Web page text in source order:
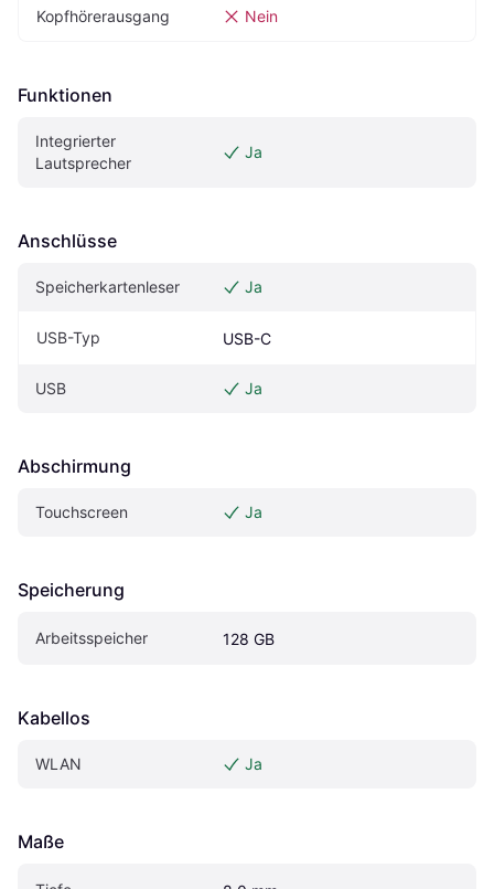
Kopfhörerausgang Nein
Funktionen
Integrierter
Lautsprecher
Ja
Anschlüsse
Speicherkartenleser Ja
USB-Typ USB-C
USB Ja
Abschirmung
Touchscreen Ja
Speicherung
Arbeitsspeicher 128 GB
Kabellos
WLAN Ja
Maße